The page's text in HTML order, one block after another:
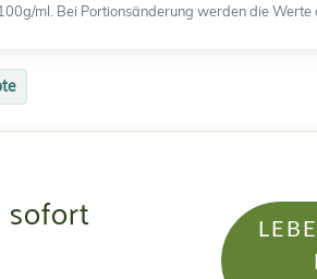
ml. Bei Portionsänderung werden die Werte
sofort